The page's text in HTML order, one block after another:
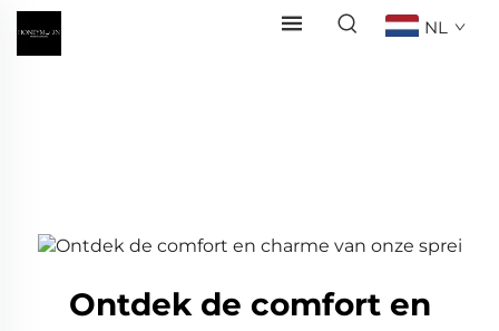
NL
Ontdek de comfort en